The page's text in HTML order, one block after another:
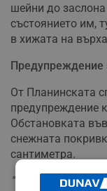
шейни до
състоянието им,
в хижата на
Предупреждение
От Планинската
предупреждение
Обстановката
снежната
сантиметра.
"Туристите